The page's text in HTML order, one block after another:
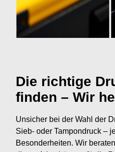
Die richtige
finden – Wir
Unsicher bei der Wahl der
Sieb- oder Tampondruck –
Besonderheiten. Wir